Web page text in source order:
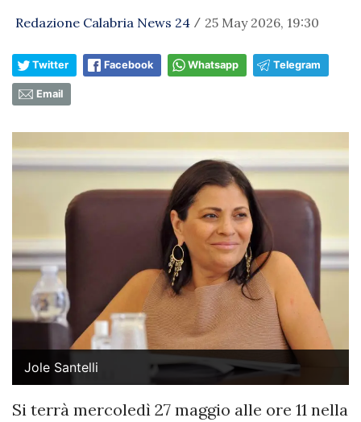
Redazione Calabria News 24 / 25 May 2026, 19:30
Twitter Facebook Whatsapp Telegram
Email
Jole Santelli
Si terrà mercoledì 27 maggio alle ore 11 nella